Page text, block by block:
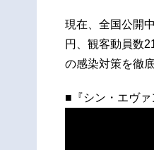
現在、全国公開
円、観客動員数
の感染対策を徹
■『シン・エヴァ